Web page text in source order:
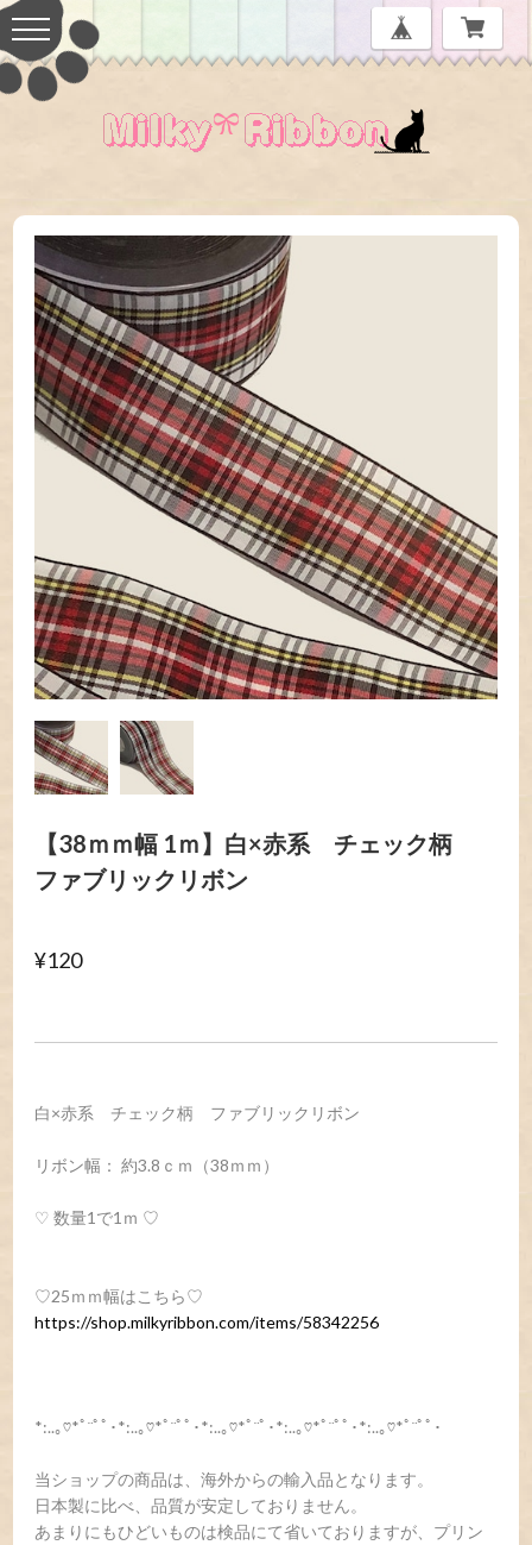
【38ｍｍ幅 1ｍ】白×赤系 チェック柄
ファブリックリボン
¥120
白×赤系 チェック柄 ファブリックリボン
リボン幅： 約3.8ｃｍ（38ｍｍ）
♡ 数量1で1ｍ ♡
♡25ｍｍ幅はこちら♡
https://shop.milkyribbon.com/items/58342256
*:..｡♡*ﾟ¨ﾟﾟ･*:..｡♡*ﾟ¨ﾟﾟ･*:..｡♡*ﾟ¨ﾟ･*:..｡♡*ﾟ¨ﾟﾟ･*:..｡♡*ﾟ¨ﾟﾟ･
当ショップの商品は、海外からの輸入品となります。
日本製に比べ、品質が安定しておりません。
あまりにもひどいものは検品にて省いておりますが、プリン